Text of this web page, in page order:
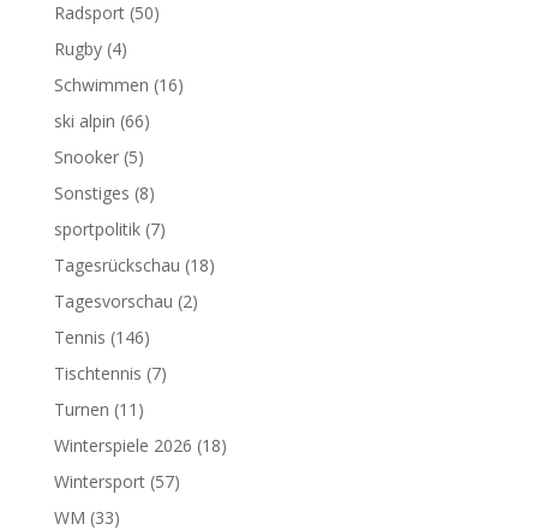
Radsport(50)
Rugby(4)
Schwimmen (16)
ski alpin (66)
Snooker(5)
Sonstiges (8)
sportpolitik(7)
Tagesrückschau (18)
Tagesvorschau (2)
Tennis (146)
Tischtennis (7)
Turnen (11)
Winterspiele 2026 (18)
Wintersport(57)
WM (33)